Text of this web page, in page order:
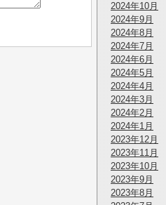
2024年10月
2024年9月
2024年8月
2024年7月
2024年6月
2024年5月
2024年4月
2024年3月
2024年2月
2024年1月
2023年12月
2023年11月
2023年10月
2023年9月
2023年8月